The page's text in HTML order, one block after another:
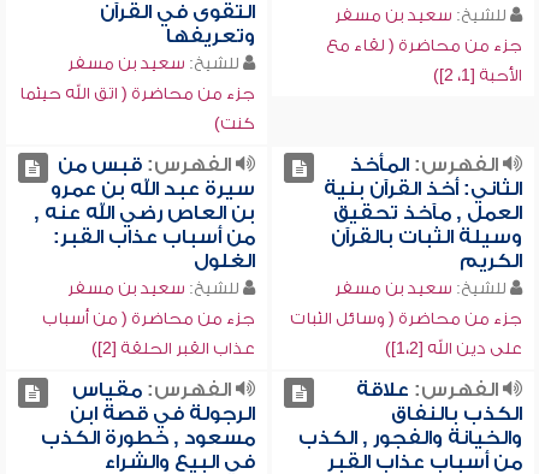
للشيخ: سعيد بن مسفر
جزء من محاضرة ( لقاء مع
الأحبة [1، 2])
التقوى في القرآن
وتعريفها
للشيخ: سعيد بن مسفر
جزء من محاضرة ( اتق الله حيثما
كنت)
الفهرس:المأخذ
الثاني: أخذ القرآن بنية
العمل , مآخذ تحقيق
وسيلة الثبات بالقرآن
الكريم
للشيخ: سعيد بن مسفر
جزء من محاضرة ( وسائل الثبات
على دين الله [1،2])
الفهرس:قبس من
سيرة عبد الله بن عمرو
بن العاص رضي الله عنه ,
من أسباب عذاب القبر:
الغلول
للشيخ: سعيد بن مسفر
جزء من محاضرة ( من أسباب
عذاب القبر الحلقة [2])
الفهرس: علاقة
الكذب بالنفاق
والخيانة والفجور , الكذب
من أسباب عذاب القبر
الفهرس:مقياس
الرجولة في قصة ابن
مسعود , خطورة الكذب
في البيع والشراء